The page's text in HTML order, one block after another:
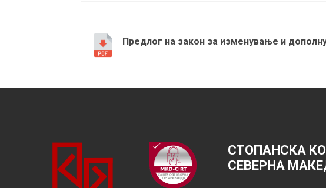
Предлог на закон за изменување и
СТОПАНСКА
СЕВЕРНА